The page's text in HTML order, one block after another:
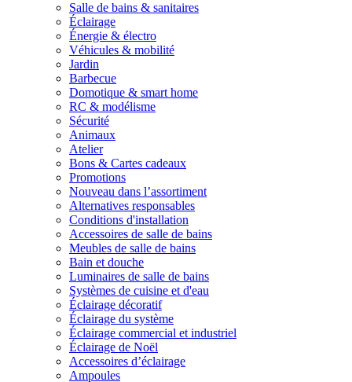
Salle de bains & sanitaires
Éclairage
Énergie & électro
Véhicules & mobilité
Jardin
Barbecue
Domotique & smart home
RC & modélisme
Sécurité
Animaux
Atelier
Bons & Cartes cadeaux
Promotions
Nouveau dans l’assortiment
Alternatives responsables
Conditions d'installation
Accessoires de salle de bains
Meubles de salle de bains
Bain et douche
Luminaires de salle de bains
Systèmes de cuisine et d'eau
Éclairage décoratif
Éclairage du système
Éclairage commercial et industriel
Éclairage de Noël
Accessoires d’éclairage
Ampoules